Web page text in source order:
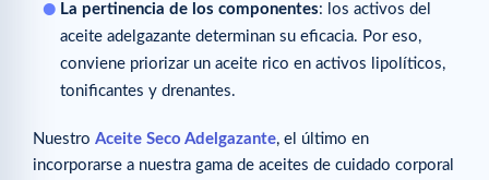
La pertinencia de los componentes: los activos del
aceite adelgazante determinan su eficacia. Por eso,
conviene priorizar un aceite rico en activos lipolíticos,
tonificantes y drenantes.
Nuestro Aceite Seco Adelgazante, el último en
incorporarse a nuestra gama de aceites de cuidado corporal